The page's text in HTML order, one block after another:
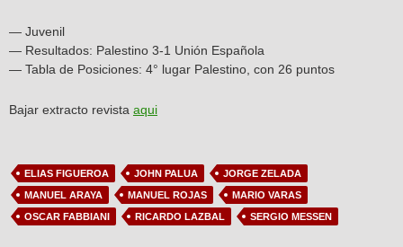
— Juvenil
— Resultados: Palestino 3-1 Unión Española
— Tabla de Posiciones: 4° lugar Palestino, con 26 puntos
Bajar extracto revista aqui
ELIAS FIGUEROA JOHN PALUA
JORGE ZELADA
MANUEL ARAYA
MANUEL ROJAS
MARIO VARAS
OSCAR FABBIANI
RICARDO LAZBAL SERGIO MESSEN